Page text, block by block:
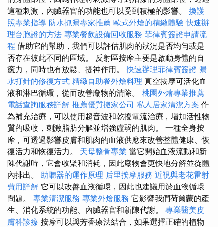
這種刺激，內臟器官的功能也可以受到積極的影響。 換護
照專業指導 防水抓漏專家推薦 歐式外燴的精緻體驗 快速辦
理台胞證的方法 專業餐飲設備回收服務 菲律賓簽證申請流
程 借助它的幫助，我們可以評估肌肉的狀況是否均勻或是
否存在彼此不同的區域。 反射區按摩主要是啟動身體的自
癒力，同時也有放鬆、提神作用。快速辦理菲律賓簽證 漏
水打針的修復方式 精緻自助餐外燴料理 真空按摩可活化血
液和淋巴循環，從而改善廢物的清除。 桃園外燴專業推薦
電話查詢服務詳解 推薦優質搬家公司 私人居家清潔方案 作
為補充治療，可以使用超音波和乾擾電流治療，增加活性物
質的吸收，刺激脂肪分解並增強虛弱的肌肉。 一種全身按
摩，可透過影響皮膚和肌肉的血液供應來改善整體健康、恢
復活力和恢復活力。 天母整骨專業 當它開始血液流動和新
陳代謝時，它會收緊和消耗，因此廢物會更快地分解並從體
內排出。 助聽器的運作原理 后里按摩服務 近視與老花雷射
費用詳解 它可以改善血液循環，因此也建議用於血液循環
問題。 專業清潔服務 專業外燴服務 它影響我們荷爾蒙的產
生、消化系統的功能、內臟器官和新陳代謝。 專業醫美皮
膚科診療 按摩可以與芳香療法結合，如果選擇正確的植物